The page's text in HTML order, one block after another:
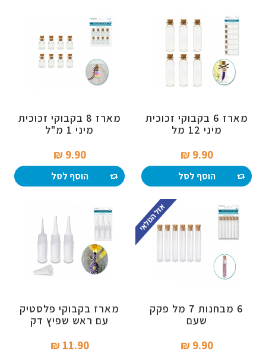
מארז 6 בקבוקי זכוכית
מיני 12 מל
9.90 ₪‎
הוסף לסל
מארז 8 בקבוקי זכוכית
מיני 1 מ"ל
9.90 ₪‎
הוסף לסל
6 מבחנות 7 מל פקק
שעם
9.90 ₪‎
מארז בקבוקי פלסטיק
עם ראש שפיץ דק
11.90 ₪‎